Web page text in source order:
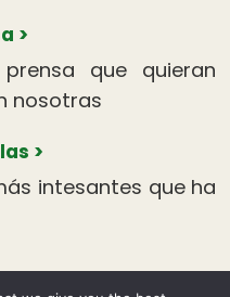
>
que quieran
nosotras
>
intesantes que ha